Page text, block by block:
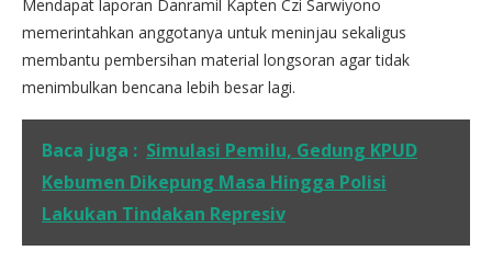
Mendapat laporan Danramil Kapten Czi Sarwiyono
memerintahkan anggotanya untuk meninjau sekaligus
membantu pembersihan material longsoran agar tidak
menimbulkan bencana lebih besar lagi.
Baca juga : Simulasi Pemilu, Gedung KPUD
Kebumen Dikepung Masa Hingga Polisi
Lakukan Tindakan Represiv